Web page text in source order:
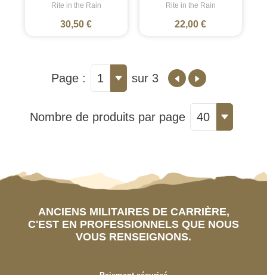
Rite in the Rain
30,50 €
Rite in the Rain
22,00 €
Page : 1 sur 3
Nombre de produits par page 40
ANCIENS MILITAIRES DE CARRIÈRE,
C'EST EN PROFESSIONNELS QUE NOUS
VOUS RENSEIGNONS.